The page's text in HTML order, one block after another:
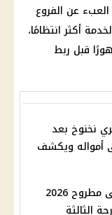
عن الفروع
أكثر انتظامًا،
قبل ربط
نخنوخ بعد
أمواله ويكشف
تذكرة قطار القاهرة مرسى مطروح 2026